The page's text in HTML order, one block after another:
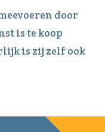
door
is te koop
is zij zelf ook